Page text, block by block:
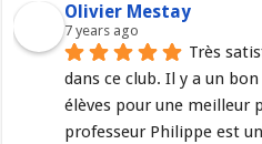
Olivier Mestay
7 years ago
Très
dans ce club. Il y a un
élèves pour une meilleur
professeur Philippe est